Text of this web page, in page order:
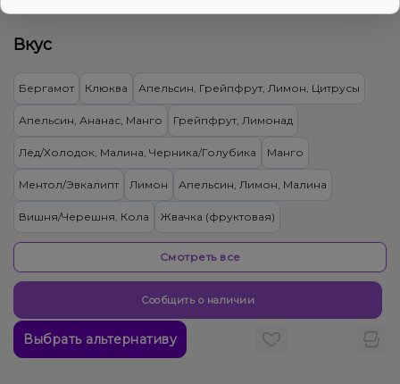
Вкус
Бергамот Клюква Апельсин, Грейпфрут, Лимон, Цитрусы
Апельсин, Ананас, Манго Грейпфрут, Лимонад
Лёд/Холодок, Малина, Черника/Голубика Манго
Ментол/Эвкалипт Лимон Апельсин, Лимон, Малина
Вишня/Черешня, Кола Жвачка (фруктовая)
Пряности/Специи, Тыква
Апельсин, Бергамот, Персик, Пряности/Специи
Смотреть все
Сообщить о наличии
Выбрать альтернативу